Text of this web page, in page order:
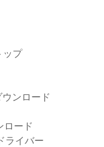
ップ
ンロード
ロード
ライバー